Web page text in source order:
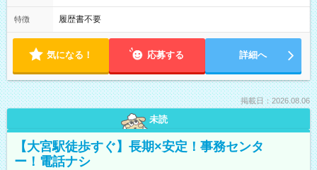
特徴 履歴書不要
気になる！ 応募する 詳細へ
掲載日：2026.08.06
未読
【大宮駅徒歩すぐ】長期×安定！事務センタ
ー！電話ナシ